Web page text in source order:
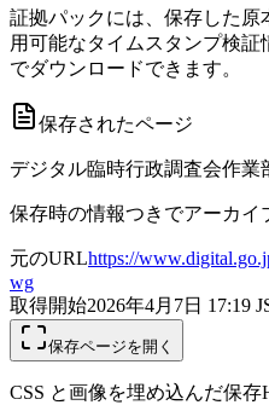
証拠パックには、保存した原
用可能なタイムスタンプ検証
でダウンロードできます。
保存されたページ
デジタル臨時行政調査会作
保存時の情報つきでアーカイ
元のURLhttps://
wg
取得開始2026年4月7日 17:19
保存ページを開く
CSS と画像を埋め込んだ保